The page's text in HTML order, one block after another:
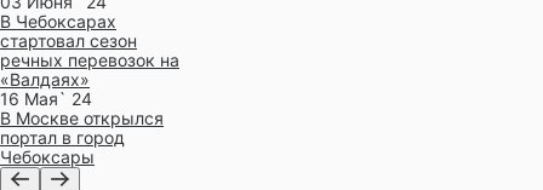
В Чебоксарах
стартовал сезон
речных перевозок на
«Валдаях»
16 Мая` 24
В Москве открылся
портал в город
Чебоксары